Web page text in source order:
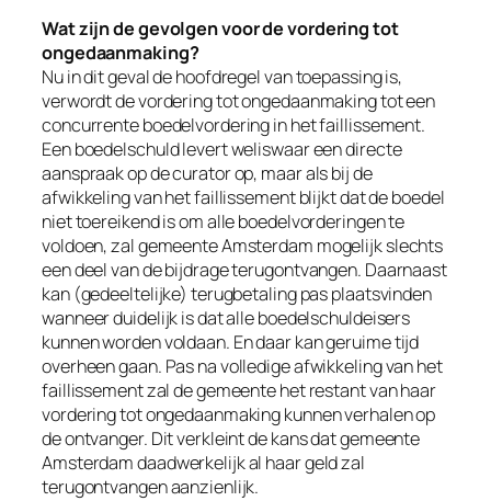
Wat zijn de gevolgen voor de vordering tot
ongedaanmaking?
Nu in dit geval de hoofdregel van toepassing is,
verwordt de vordering tot ongedaanmaking tot een
concurrente boedelvordering in het faillissement.
Een boedelschuld levert weliswaar een directe
aanspraak op de curator op, maar als bij de
afwikkeling van het faillissement blijkt dat de boedel
niet toereikend is om alle boedelvorderingen te
voldoen, zal gemeente Amsterdam mogelijk slechts
een deel van de bijdrage terugontvangen. Daarnaast
kan (gedeeltelijke) terugbetaling pas plaatsvinden
wanneer duidelijk is dat alle boedelschuldeisers
kunnen worden voldaan. En daar kan geruime tijd
overheen gaan. Pas na volledige afwikkeling van het
faillissement zal de gemeente het restant van haar
vordering tot ongedaanmaking kunnen verhalen op
de ontvanger. Dit verkleint de kans dat gemeente
Amsterdam daadwerkelijk al haar geld zal
terugontvangen aanzienlijk.